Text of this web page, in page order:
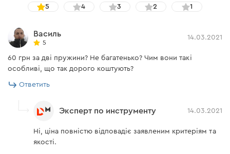
5 4 3 2 1
Василь
5
14.03.2021
60 грн за дві пружини? Не багатенько? Чим вони такі
особливі, що так дорого коштують?
Ответить
Эксперт по инструменту 14.03.2021
Ні, ціна повністю відповадіє заявленим критеріям та
якості.